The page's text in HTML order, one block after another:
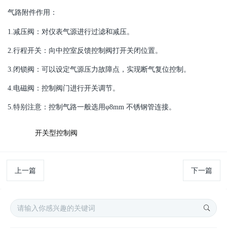
气路附件作用：
1.减压阀：对仪表气源进行过滤和减压。
2.行程开关：向中控室反馈控制阀打开关闭位置。
3.闭锁阀：可以设定气源压力故障点，实现断气复位控制。
4.电磁阀：控制阀门进行开关调节。
5.特别注意：控制气路一般选用φ8mm 不锈钢管连接。
开关型控制阀
上一篇 下一篇